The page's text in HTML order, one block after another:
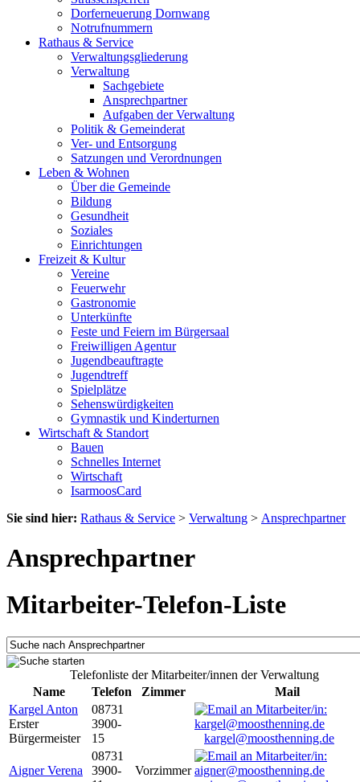
Dorferneuerung Dornwang
Notrufnummern
Rathaus & Service
Verwaltungsgliederung
Verwaltung
Sachgebiete
Ansprechpartner
Aufgaben der Verwaltung
Politik & Gemeinderat
Ver- und Entsorgung
Satzungen und Verordnungen
Leben & Wohnen
Über die Gemeinde
Bildung
Gesundheit
Soziales
Einrichtungen
Freizeit & Kultur
Vereine
Feuerwehr
Gastronomie
Unterkünfte
Feste und Feiern im Bürgersaal
Freiwilligen Agentur
Jugendbeauftragte
Jugendtreff
Spielplätze
Sehenswürdigkeiten
Gymnastik und Kinderturnen
Wirtschaft & Standort
Bauen
Schnelles Internet
Wirtschaft
IsarmoosCard
Sie sind hier: Rathaus & Service > Verwaltung > Ansprechpartner
Ansprechpartner
Mitarbeiter-Telefon-Liste
Telefonliste der Mitarbeiter/innen der Verwaltung
Name
Telefon Zimmer
Mail
Kargel Anton
Erster
Bürgermeister
08731
3900-
15
kargel@moosthenning.de
Aigner Verena
08731
3900-
Vorzimmer